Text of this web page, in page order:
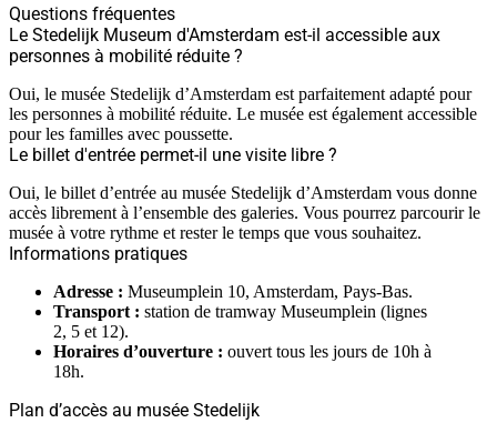
Questions fréquentes
Le Stedelijk Museum d'Amsterdam est-il accessible aux
personnes à mobilité réduite ?
Oui, le musée Stedelijk d’Amsterdam est parfaitement adapté pour
les personnes à mobilité réduite. Le musée est également accessible
pour les familles avec poussette.
Le billet d'entrée permet-il une visite libre ?
Oui, le billet d’entrée au musée Stedelijk d’Amsterdam vous donne
accès librement à l’ensemble des galeries. Vous pourrez parcourir le
musée à votre rythme et rester le temps que vous souhaitez.
Informations pratiques
Adresse : Museumplein 10, Amsterdam, Pays-Bas.
Transport : station de tramway Museumplein (lignes
2, 5 et 12).
Horaires d’ouverture : ouvert tous les jours de 10h à
18h.
Plan d’accès au musée Stedelijk